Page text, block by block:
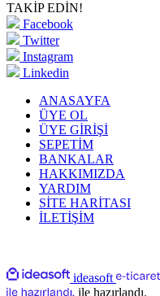
TAKİP EDİN!
Facebook
Twitter
Instagram
Linkedin
ANASAYFA
ÜYE OL
ÜYE GİRİŞİ
SEPETİM
BANKALAR
HAKKIMIZDA
YARDIM
SİTE HARİTASI
İLETİŞİM
ideasoft
ile hazırlandı.